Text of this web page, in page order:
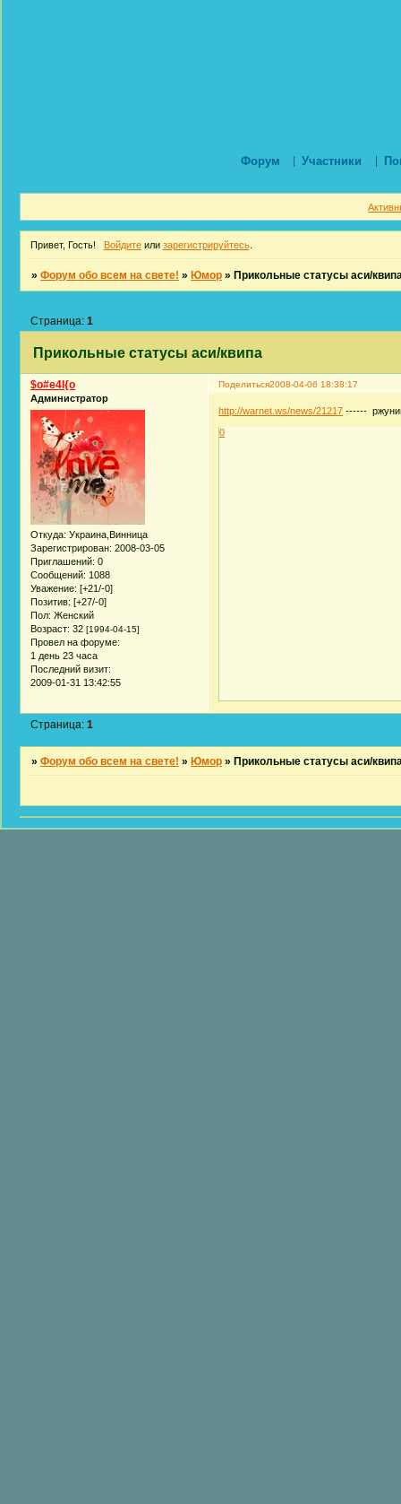
Форум Участники
Привет, Гость! Войдитеили зарегистрируйтесь.
»Форум обо всем на свете! » Юмор » Прикольные статусы аси/
Прикольные статусы аси/квипа
Страница:1
Поделиться2008-04-06 18:38:17
$o#e4l{o
Администратор
Откуда: Украина,Винница
Зарегистрирован: 2008-03-05
Приглашений: 0
Сообщений: 1088
Уважение: [+21/-0]
Позитив: [+27/-0]
Пол: Женский
Возраст: 32 [1994-04-15]
Провел на форуме:
1 день 23 часа
Последний визит:
2009-01-31 13:42:55
http://warnet.ws/news/21217 ------
0
Страница:1
»Форум обо всем на свете! » Юмор » Прикольные статусы аси/